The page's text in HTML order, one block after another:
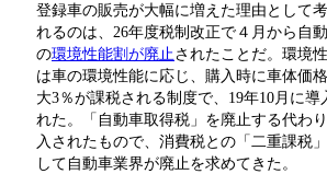
登録車の販売が大幅に増えた理由として
れるのは、26年度税制改正で４月から自
の環境性能割が廃止されたことだ。環境
は車の環境性能に応じ、購入時に車体価
大3％が課税される制度で、19年10月に導
れた。「自動車取得税」を廃止する代わ
入されたもので、消費税との「二重課税
して自動車業界が廃止を求めてきた。